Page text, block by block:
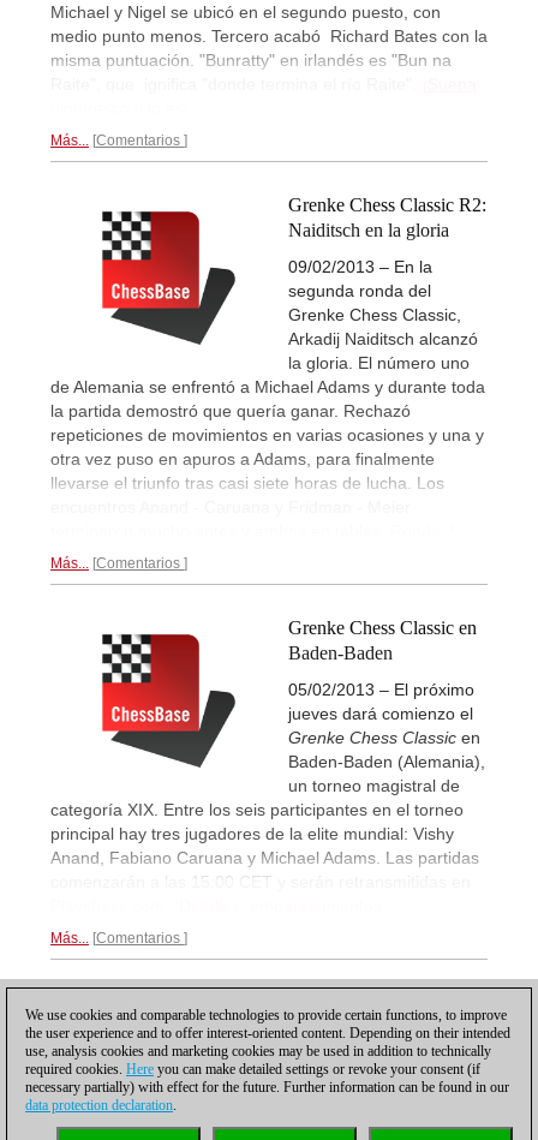
Michael y Nigel se ubicó en el segundo puesto, con
medio punto menos. Tercero acabó Richard Bates con la
misma puntuación. "Bunratty" en irlandés es "Bun na
Más... Comentarios
Grenke Chess Classic R2:
Naiditsch en la gloria
09/02/2013 – En la
segunda ronda del
Grenke Chess Classic,
Arkadij Naiditsch alcanzó
la gloria. El número uno
de Alemania se enfrentó a Michael Adams y durante toda
la partida demostró que quería ganar. Rechazó
repeticiones de movimientos en varias ocasiones y una y
otra vez puso en apuros a Adams, para finalmente
llevarse el triunfo tras casi siete horas de lucha. Los
Más... Comentarios
Grenke Chess Classic en
Baden-Baden
05/02/2013 – El próximo
jueves dará comienzo el
Grenke Chess Classic en
Baden-Baden (Alemania),
un torneo magistral de
categoría XIX. Entre los seis participantes en el torneo
principal hay tres jugadores de la elite mundial: Vishy
Anand, Fabiano Caruana y Michael Adams. Las partidas
comenzarán a las 15:00 CET y serán retransmitidas en
Más... Comentarios
We use cookies and comparable technologies to provide certain functions, to improve
the user experience and to offer interest-oriented content. Depending on their intended
use, analysis cookies and marketing cookies may be used in addition to technically
required cookies. Here you can make detailed settings or revoke your consent (if
necessary partially) with effect for the future. Further information can be found in our
data protection declaration.